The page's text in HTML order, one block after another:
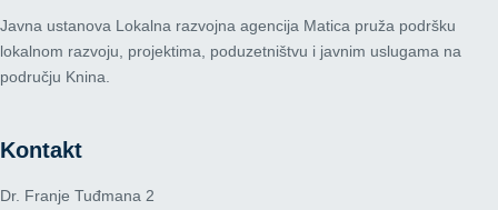
Javna ustanova Lokalna razvojna agencija Matica pruža podršku
lokalnom razvoju, projektima, poduzetništvu i javnim uslugama na
području Knina.
Kontakt
Dr. Franje Tuđmana 2